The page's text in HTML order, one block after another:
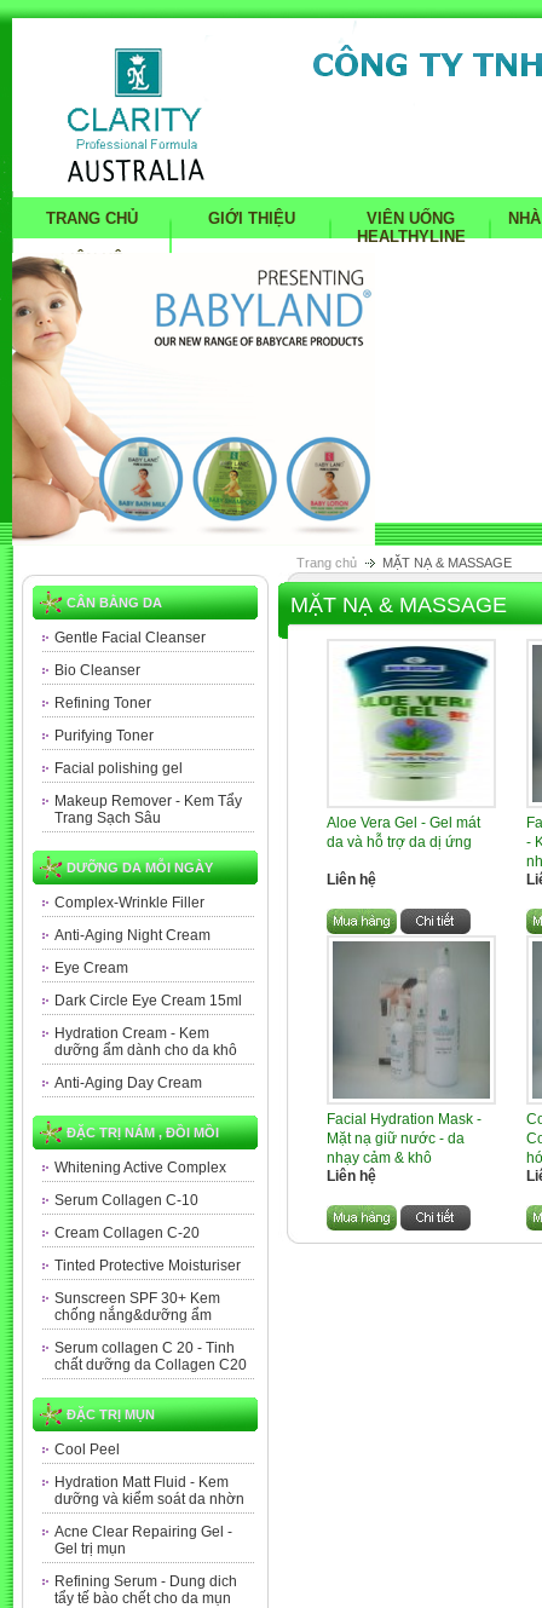
TRANG CHỦ GIỚI THIỆU
VIÊN UỐNG
HEALTHYLINE
LIÊN HỆ
CÂN BẰNG DA
Gentle Facial Cleanser
Bio Cleanser
Refining Toner
Purifying Toner
Facial polishing gel
Makeup Remover - Kem Tẩy
Trang Sạch Sâu
DƯỠNG DA MỖI NGÀY
Complex-Wrinkle Filler
Anti-Aging Night Cream
Eye Cream
Dark Circle Eye Cream 15ml
Hydration Cream - Kem
dưỡng ẩm dành cho da khô
Anti-Aging Day Cream
ĐẶC TRỊ NÁM , ĐỒI MỒI
Whitening Active Complex
Serum Collagen C-10
Cream Collagen C-20
Tinted Protective Moisturiser
Sunscreen SPF 30+ Kem
chống nắng&dưỡng ẩm
Serum collagen C 20 - Tinh
chất dưỡng da Collagen C20
ĐẶC TRỊ MỤN
Cool Peel
Hydration Matt Fluid - Kem
dưỡng và kiểm soát da nhờn
Acne Clear Repairing Gel -
Gel trị mụn
Refining Serum - Dung dich
tẩy tế bào chết cho da mụn
Trang chủ MẶT NẠ & MASSAGE
MẶT NẠ & MASSAGE
Aloe Vera Gel - Gel mát
da và hỗ trợ da dị ứng
Liên hệ
-
Facial Hydration Mask -
Mặt nạ giữ nước - da
nhạy cảm & khô
Liên hệ